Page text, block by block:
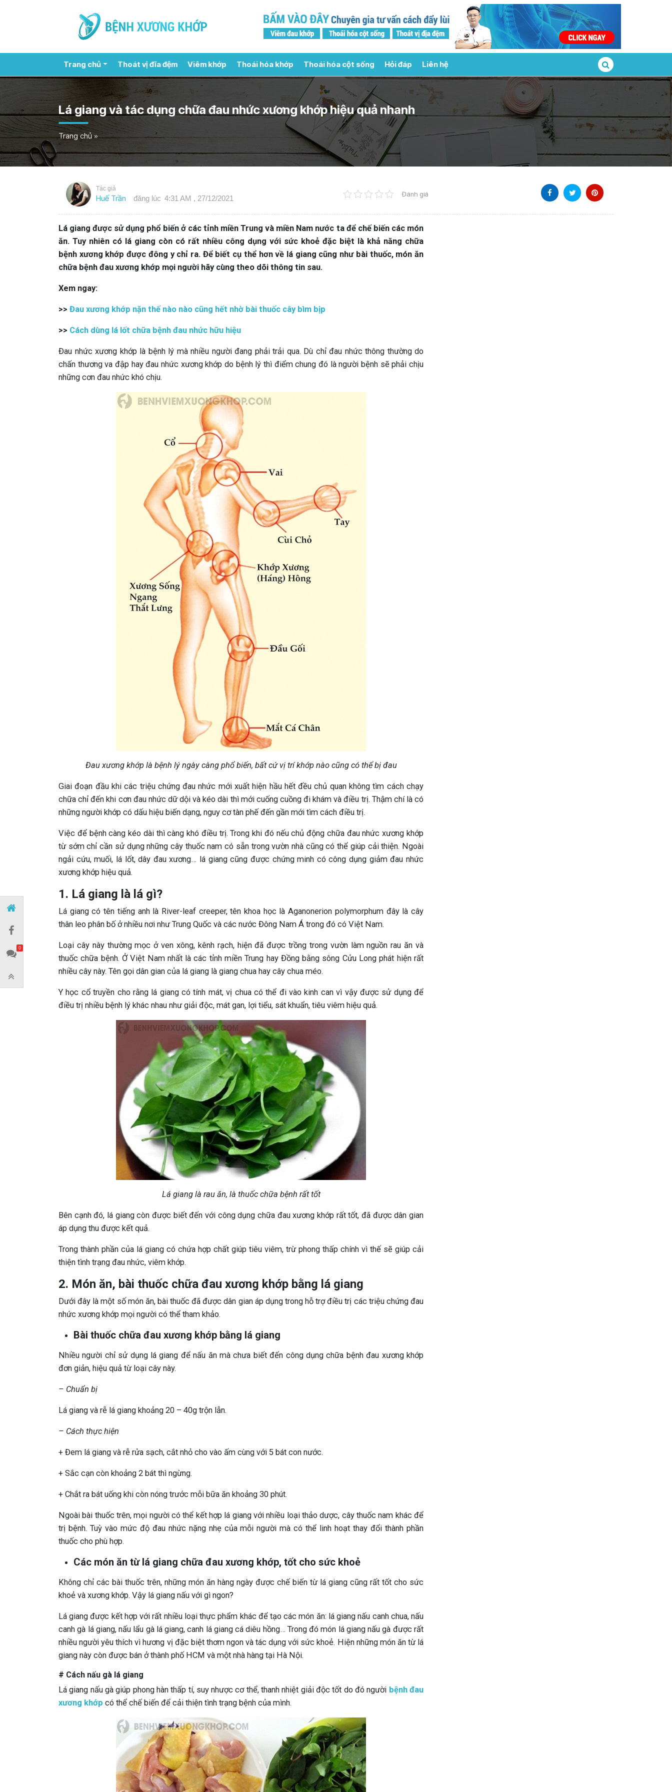
Trang chủ Thoát vị đĩa đệm Viêm khớp Thoái hóa khớp Thoái hóa cột sống Hỏi đáp Liên hệ
Lá giang và tác dụng chữa đau nhức xương khớp hiệu quả nhanh
Trang chủ»
Tác giả
Huế Trần đăng lúc 4:31 AM , 27/12/2021 Đánh giá
Lá giang được sử dụng phổ biến ở các tỉnh miền Trung và miền Nam nước ta để chế biến các món
ăn. Tuy nhiên có lá giang còn có rất nhiều công dụng với sức khoẻ đặc biệt là khả năng chữa
bệnh xương khớp được đông y chỉ ra. Để biết cụ thể hơn về lá giang cũng như bài thuốc, món ăn
chữa bệnh đau xương khớp mọi người hãy cùng theo dõi thông tin sau.
Xem ngay:
>> Đau xương khớp nặn thế nào nào cũng hết nhờ bài thuốc cây bìm bịp
>> Cách dùng lá lốt chữa bệnh đau nhức hữu hiệu
Đau nhức xương khớp là bệnh lý mà nhiều người đang phải trải qua. Dù chỉ đau nhức thông thường do
chấn thương va đập hay đau nhức xương khớp do bệnh lý thì điểm chung đó là người bệnh sẽ phải chịu
những cơn đau nhức khó chịu.
Đau xương khớp là bệnh lý ngày càng phổ biến, bất cứ vị trí khớp nào cũng có thể bị đau
Giai đoạn đầu khi các triệu chứng đau nhức mới xuất hiện hầu hết đều chủ quan không tìm cách chạy
chữa chỉ đến khi cơn đau nhức dữ dội và kéo dài thì mới cuống cuồng đi khám và điều trị. Thậm chí là có
những người khớp có dấu hiệu biến dạng, nguy cơ tàn phế đến gần mới tìm cách điều trị.
Việc để bệnh càng kéo dài thì càng khó điều trị. Trong khi đó nếu chủ động chữa đau nhức xương khớp
từ sớm chỉ cần sử dụng những cây thuốc nam có sẵn trong vườn nhà cũng có thể giúp cải thiện. Ngoài
ngải cứu, muối, lá lốt, dây đau xương… lá giang cũng được chứng minh có công dụng giảm đau nhức
xương khớp hiệu quả.
1. Lá giang là lá gì?
Lá giang có tên tiếng anh là River-leaf creeper, tên khoa học là Aganonerion polymorphum đây là cây
thân leo phân bố ở nhiều nơi như Trung Quốc và các nước Đông Nam Á trong đó có Việt Nam.
Loại cây này thường mọc ở ven xông, kênh rạch, hiện đã được trồng trong vườn làm nguồn rau ăn và
thuốc chữa bệnh. Ở Việt Nam nhất là các tỉnh miền Trung hay Đồng bằng sông Cửu Long phát hiện rất
nhiều cây này. Tên gọi dân gian của lá giang là giang chua hay cây chua méo.
Y học cổ truyền cho rằng lá giang có tính mát, vị chua có thể đi vào kinh can vì vậy được sử dụng để
điều trị nhiều bệnh lý khác nhau như giải độc, mát gan, lợi tiểu, sát khuẩn, tiêu viêm hiệu quả.
Lá giang là rau ăn, là thuốc chữa bệnh rất tốt
Bên cạnh đó, lá giang còn được biết đến với công dụng chữa đau xương khớp rất tốt, đã được dân gian
áp dụng thu được kết quả.
Trong thành phần của lá giang có chứa hợp chất giúp tiêu viêm, trừ phong thấp chính vì thế sẽ giúp cải
thiện tình trạng đau nhức, viêm khớp.
2. Món ăn, bài thuốc chữa đau xương khớp bằng lá giang
Dưới đây là một số món ăn, bài thuốc đã được dân gian áp dụng trong hỗ trợ điều trị các triệu chứng đau
nhức xương khớp mọi người có thể tham khảo.
Bài thuốc chữa đau xương khớp bằng lá giang
Nhiều người chỉ sử dụng lá giang để nấu ăn mà chưa biết đến công dụng chữa bệnh đau xương khớp
đơn giản, hiệu quả từ loại cây này.
– Chuẩn bị
Lá giang và rễ lá giang khoảng 20 – 40g trộn lẫn.
– Cách thực hiện
+ Đem lá giang và rễ rửa sạch, cắt nhỏ cho vào ấm cùng với 5 bát con nước.
+ Sắc cạn còn khoảng 2 bát thì ngừng.
+ Chắt ra bát uống khi còn nóng trước mỗi bữa ăn khoảng 30 phút.
Ngoài bài thuốc trên, mọi người có thể kết hợp lá giang với nhiều loại thảo dược, cây thuốc nam khác để
trị bệnh. Tuỳ vào mức độ đau nhức nặng nhẹ của mỗi người mà có thể linh hoạt thay đổi thành phần
thuốc cho phù hợp.
Các món ăn từ lá giang chữa đau xương khớp, tốt cho sức khoẻ
Không chỉ các bài thuốc trên, những món ăn hàng ngày được chế biến từ lá giang cũng rất tốt cho sức
khoẻ và xương khớp. Vậy lá giang nấu với gì ngon?
Lá giang được kết hợp với rất nhiều loại thực phẩm khác để tạo các món ăn: lá giang nấu canh chua, nấu
canh gà lá giang, nấu lẩu gà lá giang, canh lá giang cá diêu hồng… Trong đó món lá giang nấu gà được rất
nhiều người yêu thích vì hương vị đặc biệt thơm ngon và tác dụng với sức khoẻ. Hiện những món ăn từ lá
giang này còn được bán ở thành phố HCM và một nhà hàng tại Hà Nội.
# Cách nấu gà lá giang
Lá giang nấu gà giúp phong hàn thấp tí, suy nhược cơ thể, thanh nhiệt giải độc tốt do đó người bệnh đau
xương khớp có thể chế biến để cải thiện tình trạng bệnh của mình.
0